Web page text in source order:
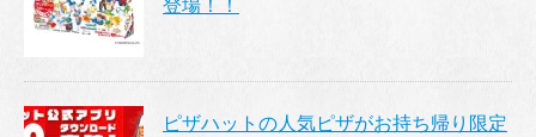
登場！！
ピザハットの人気ピザがお持ち帰り限定